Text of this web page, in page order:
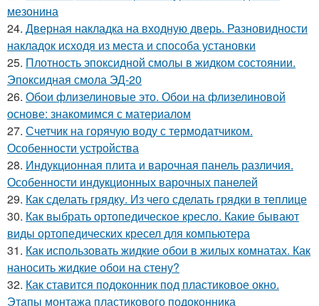
мезонина
24. Дверная накладка на входную дверь. Разновидности
накладок исходя из места и способа установки
25. Плотность эпоксидной смолы в жидком состоянии.
Эпоксидная смола ЭД-20
26. Обои флизелиновые это. Обои на флизелиновой
основе: знакомимся с материалом
27. Счетчик на горячую воду с термодатчиком.
Особенности устройства
28. Индукционная плита и варочная панель различия.
Особенности индукционных варочных панелей
29. Как сделать грядку. Из чего сделать грядки в теплице
30. Как выбрать ортопедическое кресло. Какие бывают
виды ортопедических кресел для компьютера
31. Как использовать жидкие обои в жилых комнатах. Как
наносить жидкие обои на стену?
32. Как ставится подоконник под пластиковое окно.
Этапы монтажа пластикового подоконника